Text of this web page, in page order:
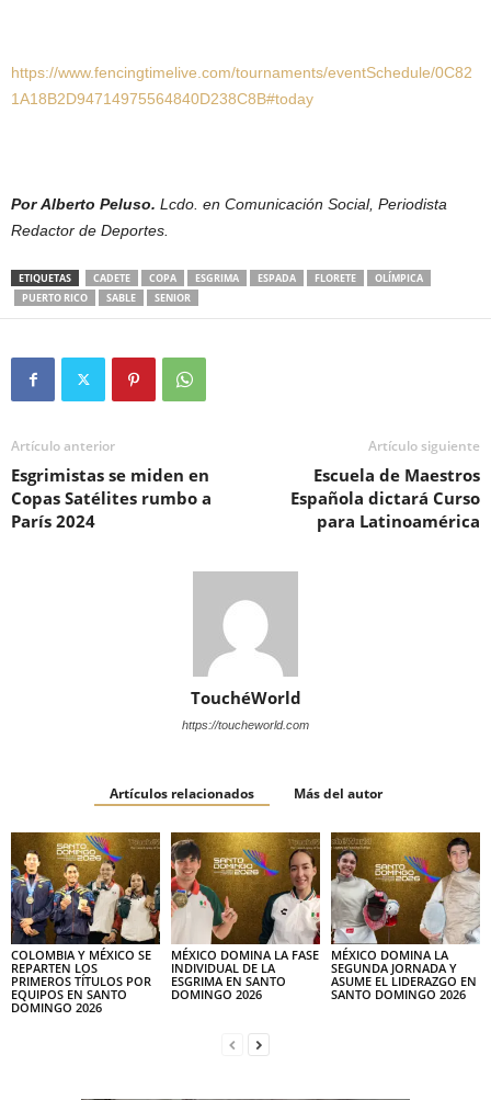
https://www.fencingtimelive.com/tournaments/eventSchedule/0C82
1A18B2D94714975564840D238C8B#today
Por Alberto Peluso. Lcdo. en Comunicación Social, Periodista
Redactor de Deportes.
ETIQUETAS CADETE COPA ESGRIMA ESPADA FLORETE
OLÍMPICA
PUERTO RICO
SABLE SENIOR
Artículo anterior
Esgrimistas se miden en
Copas Satélites rumbo a
París 2024
Artículo siguiente
Escuela de Maestros
Española dictará Curso
para Latinoamérica
TouchéWorld
https://toucheworld.com
Artículos relacionados Más del autor
COLOMBIA Y MÉXICO SE
REPARTEN LOS
PRIMEROS TÍTULOS POR
EQUIPOS EN SANTO
DOMINGO 2026
MÉXICO DOMINA LA FASE
INDIVIDUAL DE LA
ESGRIMA EN SANTO
DOMINGO 2026
MÉXICO DOMINA LA
SEGUNDA JORNADA Y
ASUME EL LIDERAZGO EN
SANTO DOMINGO 2026